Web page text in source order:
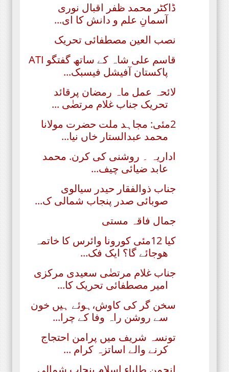
ڈاکٹر محمد ظفر اقبال نوری
آسمانِ علم و دانش کا ای...
نصب العین مصطفائی تحریک
قاسم علی شاہ کے ساتھ گفتگو ATI
پاکستان آفیشل فیسبک...
لائحہ عمل ماہ رمضان پرقائد
تحریک جناب غلام مرتضٰی ...
2مئی: مجاہد ملت حضرت مولانا
محمد عبدالستار خاں نیا...
اداریہ ۔ روشنی کی کرن. محمد
عابد ضیائی چیف...
جناب ذوالفقار حیدر سیالوی
صوبائی صدر پنجاب شمالی ک...
جمال فاقہ مستی
کیا 12مئی کورونا وائرس کا خاتمہ
ھوجائے گا؟ ایک فک...
جناب غلام مرتضٰی سعیدی مرکزی
امیر مصطفائی تحریک کا...
سخن گر کی کاوش،ہوئے ہیں خون
سے روشن راہ وفا کے چرا...
تونسہ شریف میں پرامن احتجاج
کرنے والے اساتزہ کرام ...
انجمن طلباء اسلام پنجاب شمالی